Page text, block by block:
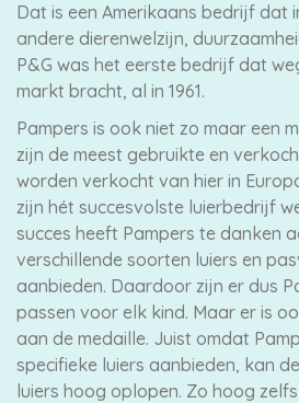
Dat is een Amerikaans bedrijf dat
andere dierenwelzijn,
P&G was het eerste bedrijf dat
markt bracht, al in 1961.
Pampers is ook niet zo maar een
zijn de meest gebruikte en
worden verkocht van hier in
zijn hét succesvolste luierbedrijf
succes heeft Pampers te danken
verschillende soorten luiers en
aanbieden. Daardoor zijn er dus
passen voor elk kind. Maar er is
aan de medaille. Juist omdat
specifieke luiers aanbieden, kan
luiers hoog oplopen. Zo hoog